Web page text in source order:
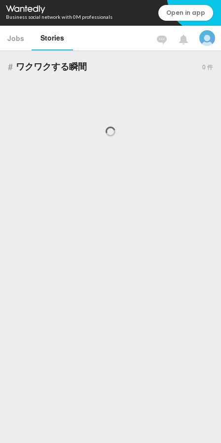
Business social network with 0M professionals Open in app
Jobs Stories
# ワクワクする瞬間 0 件